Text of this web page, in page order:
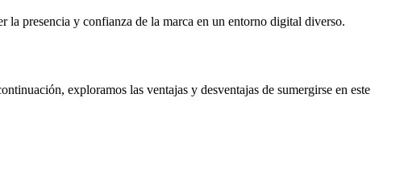
la presencia y confianza de la marca en un entorno digital diverso.
exploramos las ventajas y desventajas de sumergirse en este